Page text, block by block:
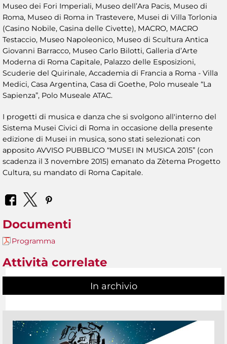
Museo dei Fori Imperiali, Museo dell’Ara Pacis, Museo di
Roma, Museo di Roma in Trastevere, Musei di Villa Torlonia
(Casino Nobile, Casina delle Civette), MACRO, MACRO
Testaccio, Museo Napoleonico, Museo di Scultura Antica
Giovanni Barracco, Museo Carlo Bilotti, Galleria d’Arte
Moderna di Roma Capitale, Palazzo delle Esposizioni,
Scuderie del Quirinale, Accademia di Francia a Roma - Villa
Medici, Casa Argentina, Casa di Goethe, Polo museale “La
Sapienza”, Polo Museale ATAC.
I progetti di musica e danza che si svolgono all'interno del
Sistema Musei Civici di Roma in occasione della presente
edizione di Musei in musica, sono stati selezionati con
apposito AVVISO PUBBLICO “MUSEI IN MUSICA 2015” (con
scadenza il 3 novembre 2015) emanato da Zètema Progetto
Cultura, su mandato di Roma Capitale.
Documenti
Programma
Attività correlate
In archivio